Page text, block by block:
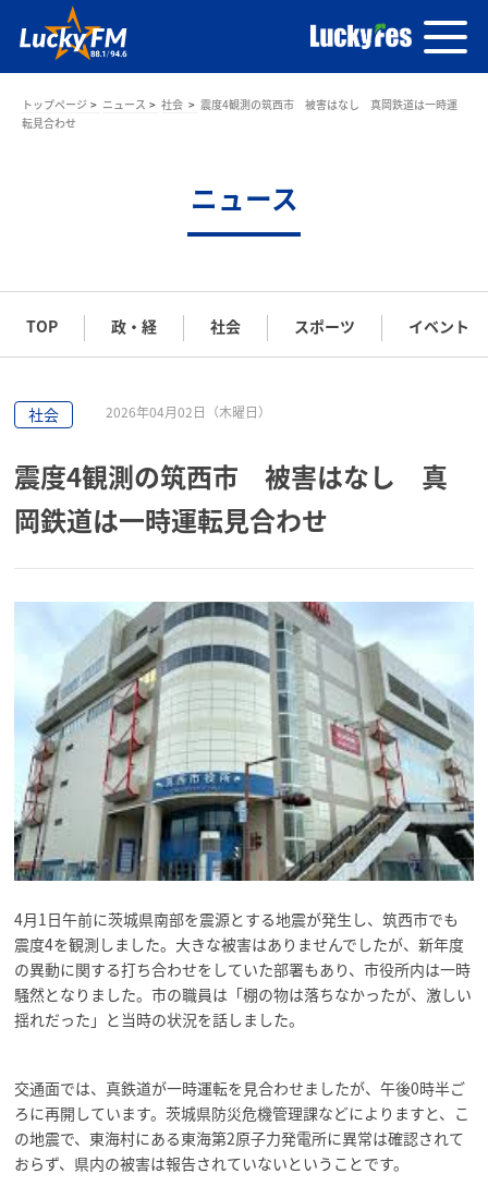
トップページ ニュース 社会
震度4観測の筑西市 被害はなし 真岡鉄道は一時運
転見合わせ
ニュース
TOP 政・経 社会 スポーツ イベント
社会 2026年04月02日（木曜日）
震度4観測の筑西市 被害はなし 真
岡鉄道は一時運転見合わせ
4月1日午前に茨城県南部を震源とする地震が発生し、筑西市でも
震度4を観測しました。大きな被害はありませんでしたが、新年度
の異動に関する打ち合わせをしていた部署もあり、市役所内は一時
騒然となりました。市の職員は「棚の物は落ちなかったが、激しい
揺れだった」と当時の状況を話しました。
交通面では、真鉄道が一時運転を見合わせましたが、午後0時半ご
ろに再開しています。茨城県防災危機管理課などによりますと、こ
の地震で、東海村にある東海第2原子力発電所に異常は確認されて
おらず、県内の被害は報告されていないということです。